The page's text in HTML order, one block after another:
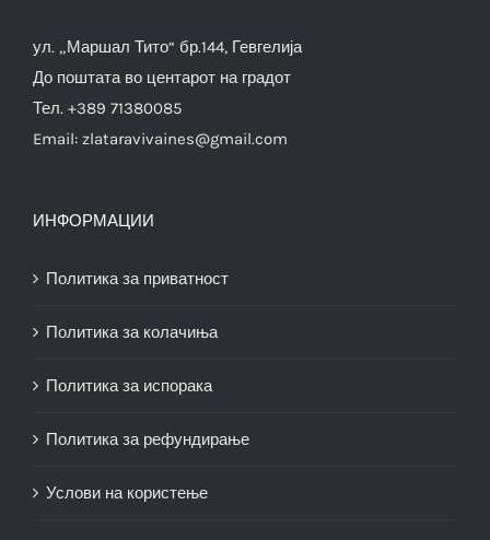
ул. „Маршал Тито“ бр.144, Гевгелија
До поштата во центарот на градот
Тел. +389 71380085
Email: zlataravivaines@gmail.com
ИНФОРМАЦИИ
Политика за приватност
Политика за колачиња
Политика за испорака
Политика за рефундирање
Услови на користење